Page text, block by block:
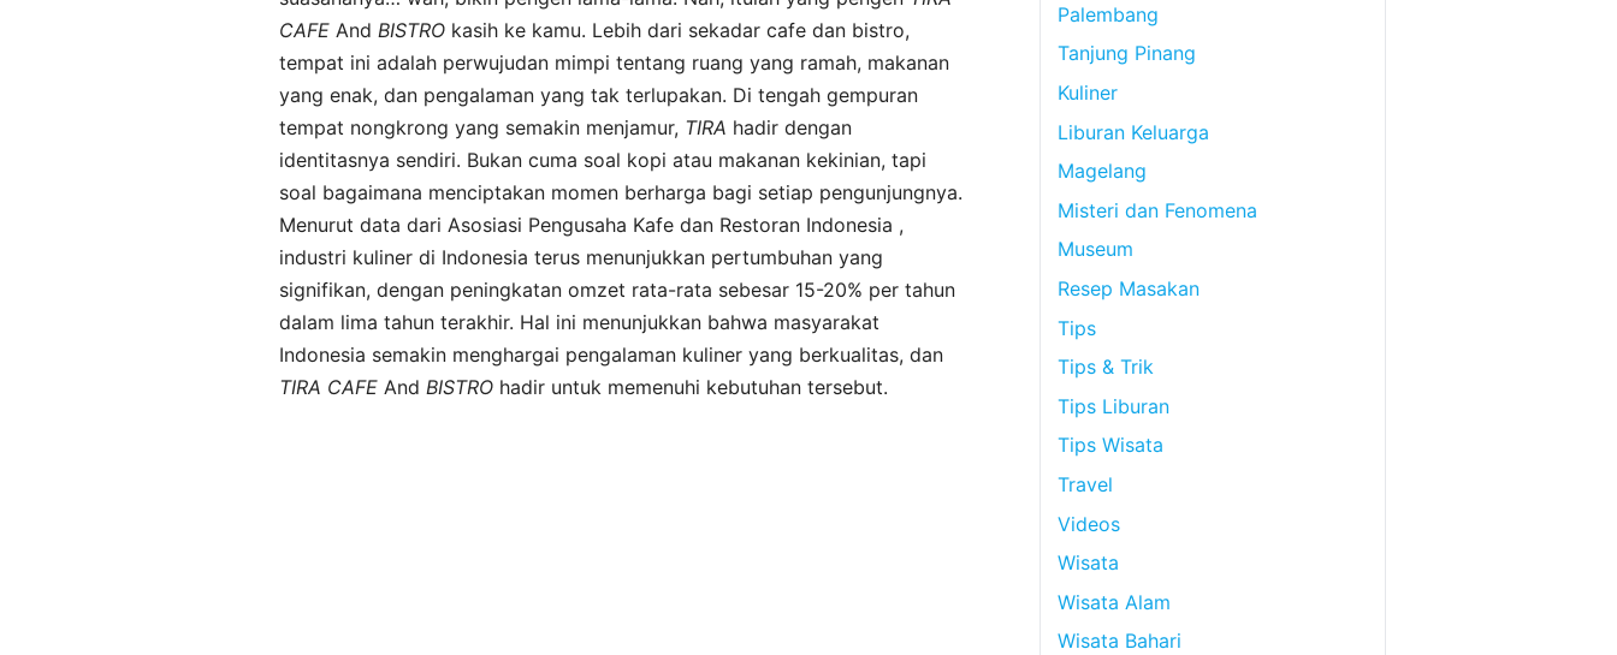
CAFE And BISTRO kasih ke kamu. Lebih dari sekadar cafe dan bistro,
tempat ini adalah perwujudan mimpi tentang ruang yang ramah, makanan
yang enak, dan pengalaman yang tak terlupakan. Di tengah gempuran
tempat nongkrong yang semakin menjamur, TIRA hadir dengan
identitasnya sendiri. Bukan cuma soal kopi atau makanan kekinian, tapi
soal bagaimana menciptakan momen berharga bagi setiap pengunjungnya.
Menurut data dari Asosiasi Pengusaha Kafe dan Restoran Indonesia ,
industri kuliner di Indonesia terus menunjukkan pertumbuhan yang
signifikan, dengan peningkatan omzet rata-rata sebesar 15-20% per tahun
dalam lima tahun terakhir. Hal ini menunjukkan bahwa masyarakat
Indonesia semakin menghargai pengalaman kuliner yang berkualitas, dan
TIRA CAFE And BISTRO hadir untuk memenuhi kebutuhan tersebut.
Palembang
Tanjung Pinang
Kuliner
Liburan Keluarga
Magelang
Misteri dan Fenomena
Museum
Resep Masakan
Tips
Tips & Trik
Tips Liburan
Tips Wisata
Travel
Videos
Wisata
Wisata Alam
Wisata Bahari